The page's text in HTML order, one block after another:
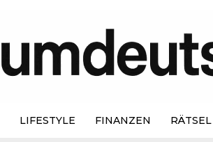
LIFESTYLE FINANZEN RÄTSEL